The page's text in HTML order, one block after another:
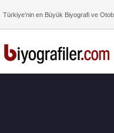
Türkiye’nin en Büyük Biyografi ve